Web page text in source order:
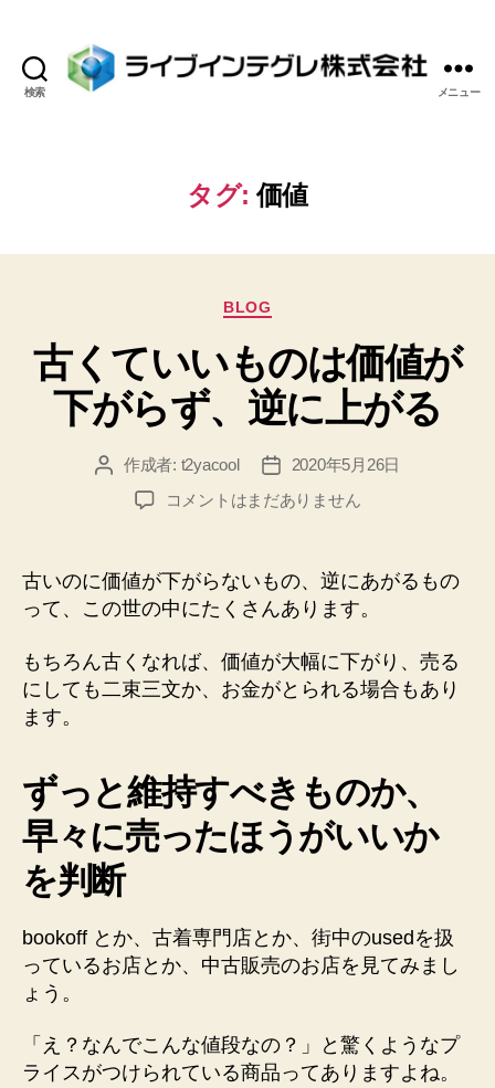
検索
イ
ン
グ
株
会
社
メニュー
タグ: 価値
カ
ゴ
リ
ー
BLOG
古くていいものは価値が
下がらず、逆に上がる
投 作成者: t2yacool
投
稿
2020年5月26日
古
い
い
も
は
価
が
ら
ず、
が
る
コメントはまだありません
古いのに価値が下がらないもの、逆にあがるもの
って、この世の中にたくさんあります。
もちろん古くなれば、価値が大幅に下がり、売る
にしても二束三文か、お金がとられる場合もあり
ます。
ずっと維持すべきものか、
早々に売ったほうがいいか
を判断
bookoff とか、古着専門店とか、街中のusedを扱
っているお店とか、中古販売のお店を見てみまし
ょう。
「え？なんでこんな値段なの？」と驚くようなプ
ライスがつけられている商品ってありますよね。